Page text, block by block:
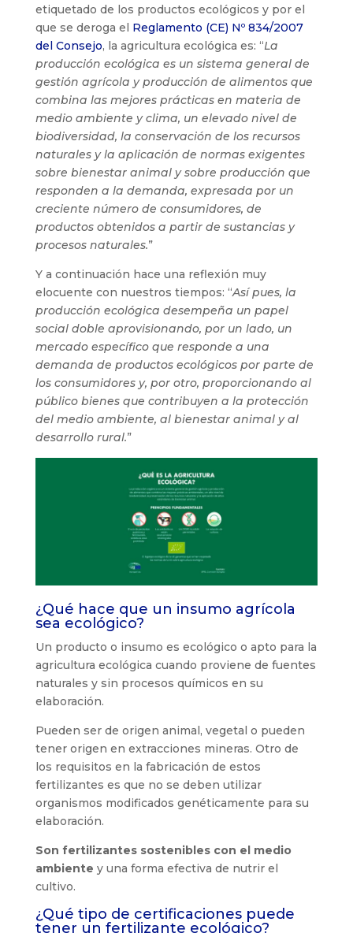
etiquetado de los productos ecológicos y por el
que se deroga el Reglamento (CE) Nº 834/2007
del Consejo, la agricultura ecológica es: “La
producción ecológica es un sistema general de
gestión agrícola y producción de alimentos que
combina las mejores prácticas en materia de
medio ambiente y clima, un elevado nivel de
biodiversidad, la conservación de los recursos
naturales y la aplicación de normas exigentes
sobre bienestar animal y sobre producción que
responden a la demanda, expresada por un
creciente número de consumidores, de
productos obtenidos a partir de sustancias y
procesos naturales.”
Y a continuación hace una reflexión muy
elocuente con nuestros tiempos: “Así pues, la
producción ecológica desempeña un papel
social doble aprovisionando, por un lado, un
mercado específico que responde a una
demanda de productos ecológicos por parte de
los consumidores y, por otro, proporcionando al
público bienes que contribuyen a la protección
del medio ambiente, al bienestar animal y al
desarrollo rural.”
¿Qué hace que un insumo agrícola
sea ecológico?
Un producto o insumo es ecológico o apto para la
agricultura ecológica cuando proviene de fuentes
naturales y sin procesos químicos en su
elaboración.
Pueden ser de origen animal, vegetal o pueden
tener origen en extracciones mineras. Otro de
los requisitos en la fabricación de estos
fertilizantes es que no se deben utilizar
organismos modificados genéticamente para su
elaboración.
Son fertilizantes sostenibles con el medio
ambiente y una forma efectiva de nutrir el
cultivo.
¿Qué tipo de certificaciones puede
tener un fertilizante ecológico?